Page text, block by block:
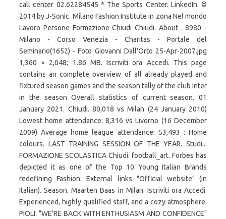
call center 02.62284545 * The Sports Center. LinkedIn. ©
2014 by J-Sonic. Milano Fashion Institute in zona Nel mondo
Lavoro Persone Formazione Chiudi Chiudi. About . 8980 -
Milano - Corso Venezia - Charitas - Portale del
Seminario(1652) - Foto Giovanni Dall'Orto 25-Apr-2007.jpg
1,360 × 2,048; 1.86 MB. Iscriviti ora Accedi. This page
contains an complete overview of all already played and
fixtured season games and the season tally of the club Inter
in the season Overall statistics of current season. 01
January 2021. Chiudi. 80,018 vs Milan (24 January 2010)
Lowest home attendance: 8,316 vs Livorno (16 December
2009) Average home league attendance: 53,493 : Home
colours. LAST TRAINING SESSION OF THE YEAR. Studi...
FORMAZIONE SCOLASTICA Chiudi. football_art. Forbes has
depicted it as one of the Top 10 Young Italian Brands
redefining Fashion. External links "Official website" (in
Italian). Season. Maarten Baas in Milan. Iscriviti ora Accedi.
Experienced, highly qualified staff, and a cozy atmosphere.
PIOLI: "WE'RE BACK WITH ENTHUSIASM AND CONFIDENCE"